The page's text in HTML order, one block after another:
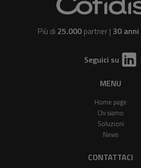
Più di 25.000partner | 30 anni
Seguici su
MENU
Home page
Chi siamo
Soluzioni
News
CONTATTACI